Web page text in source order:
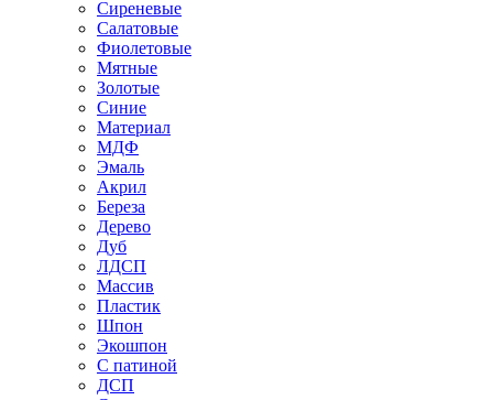
Сиреневые
Салатовые
Фиолетовые
Мятные
Золотые
Синие
Материал
МДФ
Эмаль
Акрил
Береза
Дерево
Дуб
ЛДСП
Массив
Пластик
Шпон
Экошпон
С патиной
ДСП